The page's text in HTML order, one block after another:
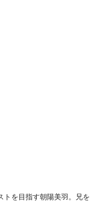
トを目指す朝陽美羽。兄を